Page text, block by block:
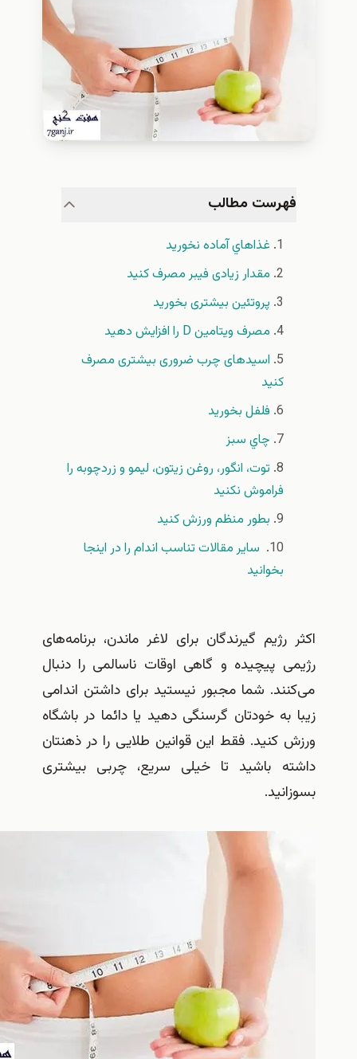
مطالب
غذاهاي آماده نخوريد
مقدار زیادی فیبر مصرف کنید
پروتئین بیشتری بخورید
مصرف ویتامین D را افزایش دهید
اسیدهای چرب ضروری بیشتری مصرف
فلفل بخوريد
توت‌، انگور، روغن زیتون، لیمو و زردچوبه را
فراموش نكنيد
بطور منظم ورزش کنید
ساير مقالات تناسب اندام را در اينجا
گیرندگان برای لاغر ماندن، برنامه‌های
پیچیده و گاهی اوقات ناسالمی را دنبال
شما مجبور نیستید برای داشتن اندامی
به خودتان گرسنگی دهید یا دائما در باشگاه
کنید. فقط این قوانین طلایی را در ذهنتان
باشید تا خیلی سریع، چربی بیشتری